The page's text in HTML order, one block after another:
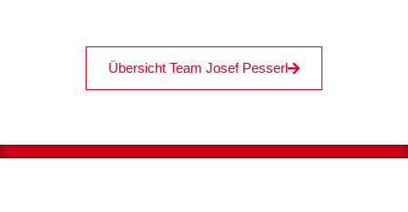
Übersicht Team Josef Pesserl